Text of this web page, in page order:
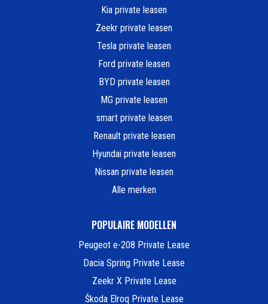
Kia private leasen
Zeekr private leasen
Tesla private leasen
Ford private leasen
BYD private leasen
MG private leasen
smart private leasen
Renault private leasen
Hyundai private leasen
Nissan private leasen
Alle merken
POPULAIRE MODELLEN
Peugeot e-208 Private Lease
Dacia Spring Private Lease
Zeekr X Private Lease
Škoda Elroq Private Lease